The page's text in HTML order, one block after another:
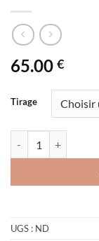
65.00 €
Tirage
UGS : ND